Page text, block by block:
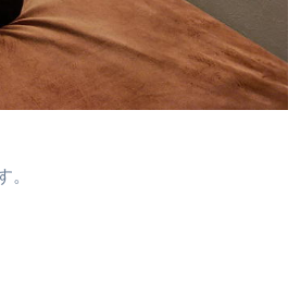
。